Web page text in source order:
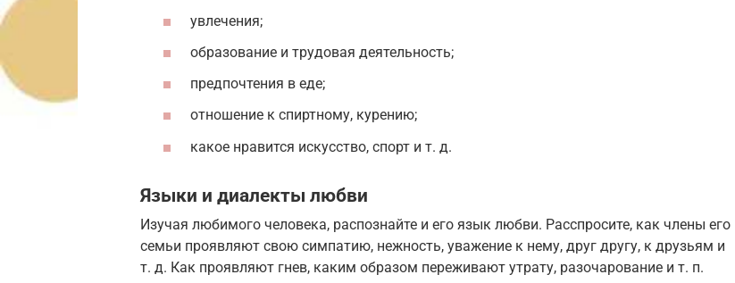
увлечения;
образование и трудовая деятельность;
предпочтения в еде;
отношение к спиртному, курению;
какое нравится искусство, спорт и т. д.
Языки и диалекты любви
Изучая любимого человека, распознайте и его язык любви. Расспросите, как члены его
семьи проявляют свою симпатию, нежность, уважение к нему, друг другу, к друзьям и
т. д. Как проявляют гнев, каким образом переживают утрату, разочарование и т. п.